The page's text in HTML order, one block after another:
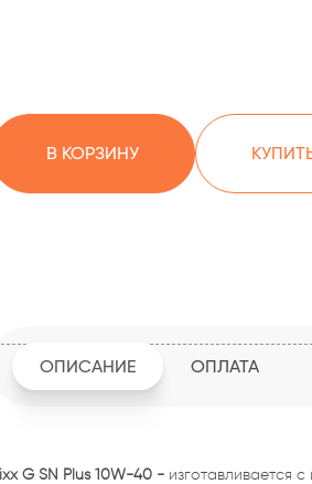
В КОРЗИНУ
ОПИСАНИЕ ОПЛАТА
G SN Plus 10W-40 - изготавливается